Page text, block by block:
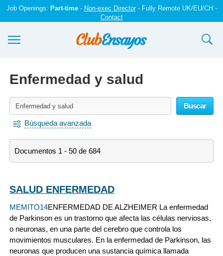
Job Openings: Part-time- Non-exec Director- Fully Remote UK/EU/CH -
Contact
Iniciar sesión
Enfermedad y salud
Buscar
Búsqueda avanzada
Documentos 1 - 50 de 684
SALUD ENFERMEDAD
MEMITO14ENFERMEDAD DE ALZHEIMER La enfermedad
de Parkinson es un trastorno que afecta las células nerviosas,
o neuronas, en una parte del cerebro que controla los
movimientos musculares. En la enfermedad de Parkinson, las
neuronas que producen una sustancia química llamada